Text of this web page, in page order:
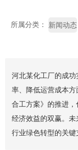
所属分类： 新闻动态
河北某化工厂的成
率、降低运营成本
合工方案》的推进
经济效益的双赢。
行业绿色转型的关键